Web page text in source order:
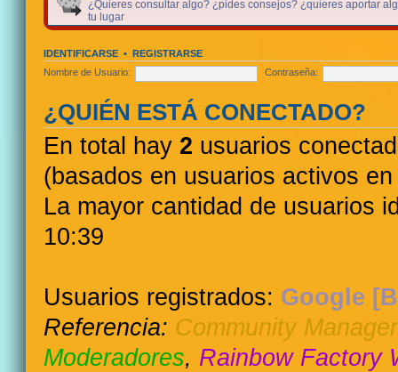
¿Quieres consultar algo? ¿pides consejos? ¿quieres aportar
tu lugar
IDENTIFICARSE • REGISTRARSE
Nombre de Usuario:
Contraseña:
¿QUIÉN ESTÁ CONECTADO?
En total hay 2 usuarios
(basados en usuarios activos
La mayor cantidad de usuarios
10:39
Usuarios registrados: Google
Referencia: Community Manager
Moderadores, Rainbow Factory